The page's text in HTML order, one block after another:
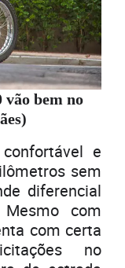
vão bem no
e
sem
diferencial
com
com certa
no